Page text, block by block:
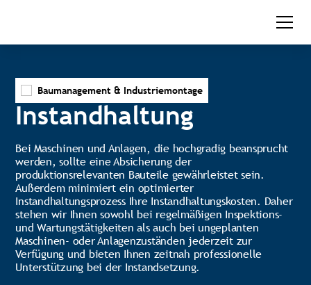
Baumanagement & Industriemontage
Instandhaltung
Bei Maschinen und Anlagen, die hochgradig beansprucht
werden, sollte eine Absicherung der
produktionsrelevanten Bauteile gewährleistet sein.
Außerdem minimiert ein optimierter
Instandhaltungsprozess Ihre Instandhaltungskosten. Daher
stehen wir Ihnen sowohl bei regelmäßigen Inspektions-
und Wartungstätigkeiten als auch bei ungeplanten
Maschinen- oder Anlagenzuständen jederzeit zur
Verfügung und bieten Ihnen zeitnah professionelle
Unterstützung bei der Instandsetzung.